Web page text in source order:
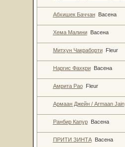
Абхишек Баччан Васена
Хема Малини Васена
Митхун Чакраборти Fleur
Наргис Фахкри Васена
Амрита Рао Fleur
Армаан Джейн / Armaan Jain
Ранбир Капур Васена
ПРИТИ ЗИНТА Васена